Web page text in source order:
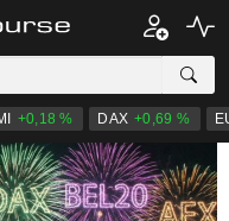
+0,18 % DAX +0,69 %